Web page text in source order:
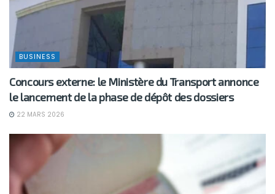
BUSINESS
Concours externe: le Ministère du Transport annonce
le lancement de la phase de dépôt des dossiers
22 MARS 2026